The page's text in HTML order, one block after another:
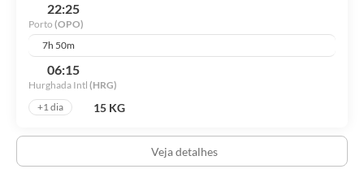
22:25
Porto (OPO)
7h 50m
06:15
Hurghada Intl (HRG)
+1 dia
15 KG
Veja detalhes